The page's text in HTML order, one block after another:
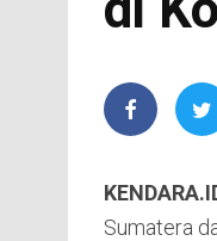
Sumatera